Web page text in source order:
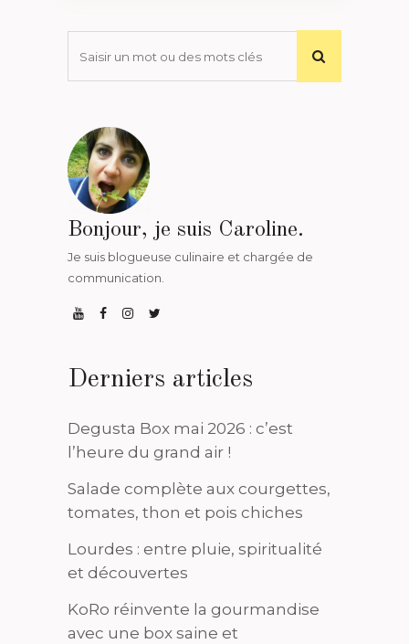
Bonjour, je suis Caroline.
Je suis blogueuse culinaire et chargée de
communication.
Derniers articles
Degusta Box mai 2026 : c’est
l’heure du grand air !
Salade complète aux courgettes,
tomates, thon et pois chiches
Lourdes : entre pluie, spiritualité
et découvertes
KoRo réinvente la gourmandise
avec une box saine et